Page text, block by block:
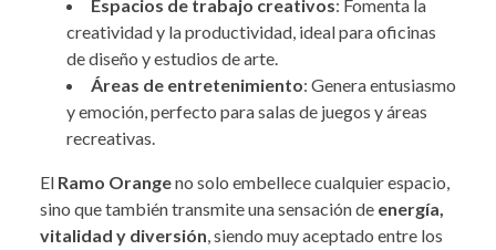
Espacios de trabajo creativos: Fomenta la
creatividad y la productividad, ideal para oficinas
de diseño y estudios de arte.
Áreas de entretenimiento: Genera entusiasmo
y emoción, perfecto para salas de juegos y áreas
recreativas.
El Ramo Orangeno solo embellece cualquier espacio,
sino que también transmite una sensación de energía,
vitalidad y diversión, siendo muy aceptado entre los